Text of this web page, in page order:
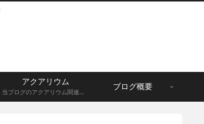
アクアリウム
当ブログのアクアリウム関連記事一覧になります。メダカ、グッピーなど。
ブログ概要